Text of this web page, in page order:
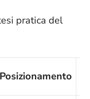
pratica del
Posizionamento